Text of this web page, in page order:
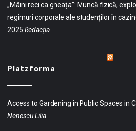
„Mâini reci ca gheața”: Muncă fizică,
regimuri corporale ale studenților în
2025 Redacția
Platzforma
Access to Gardening in Public Spaces in
Nenescu Lilia